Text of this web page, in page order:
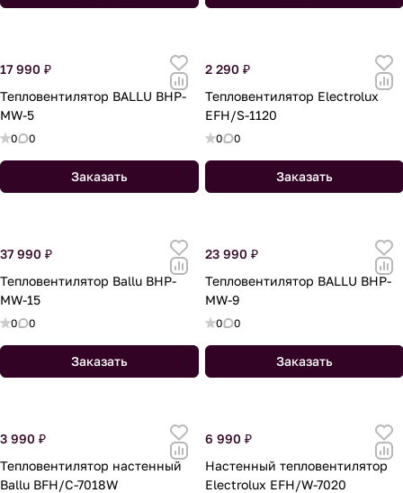
17 990 ₽
Тепловентилятор BALLU BHP-
MW-5
0 0
Заказать
2 290 ₽
Тепловентилятор Electrolux
EFH/S-1120
0 0
Заказать
37 990 ₽
Тепловентилятор Ballu BHP-
MW-15
0 0
Заказать
23 990 ₽
Тепловентилятор BALLU BHP-
MW-9
0 0
Заказать
3 990 ₽
Тепловентилятор настенный
Ballu BFH/C-7018W
6 990 ₽
Настенный тепловентилятор
Electrolux EFH/W-7020